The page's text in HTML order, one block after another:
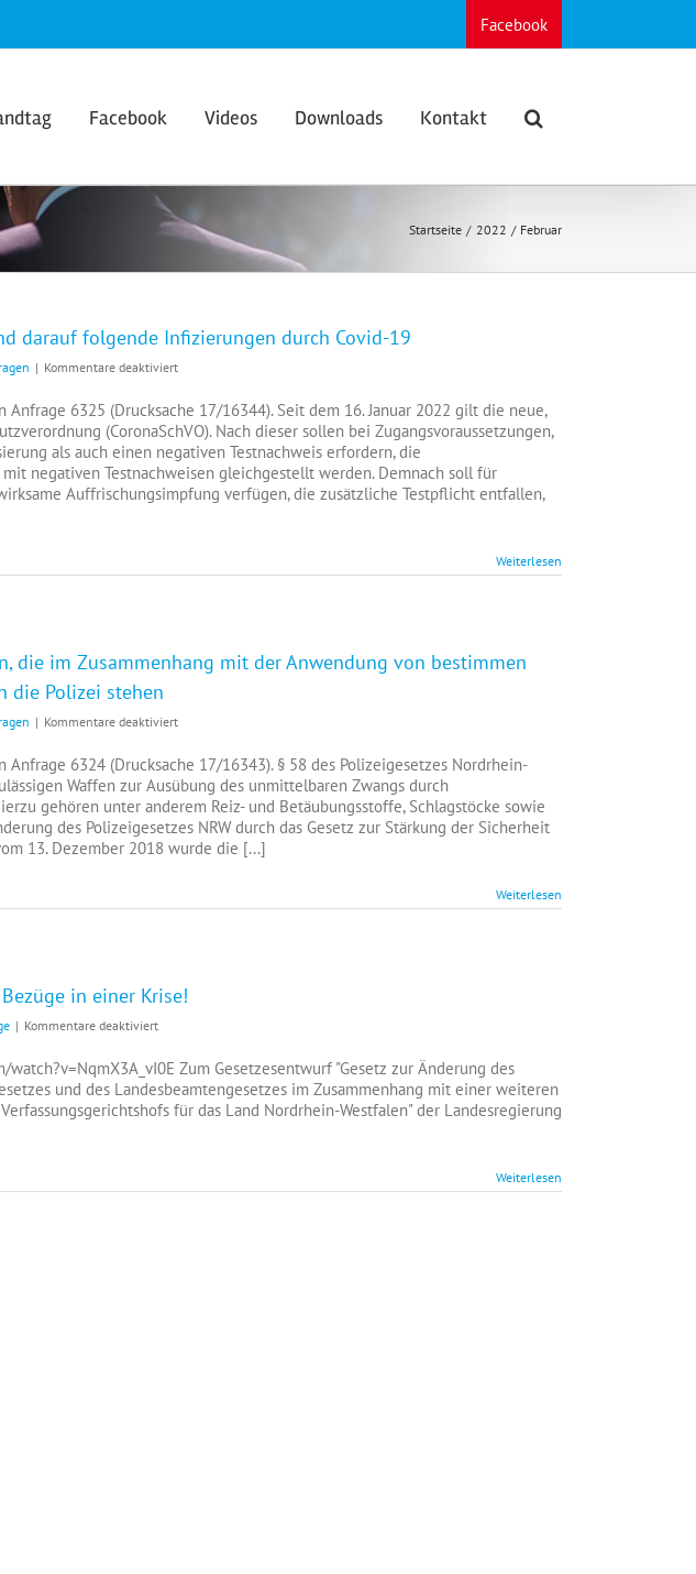
Facebook
Facebook Videos Downloads Kontakt
Startseite 2022 Februar
darauf folgende Infizierungen durch Covid-19
| Kommentare deaktiviertfür
und
darauf
folgende
Infizierungen
durch
Covid-
6325 (Drucksache 17/16344). Seit dem 16. Januar 2022 gilt die neue,
(CoronaSchVO). Nach dieser sollen bei Zugangsvoraussetzungen,
als auch einen negativen Testnachweis erfordern, die
negativen Testnachweisen gleichgestellt werden. Demnach soll für
Auffrischungsimpfung verfügen, die zusätzliche Testpflicht entfallen,
Weiterlesen
die im Zusammenhang mit der Anwendung von bestimmen
die Polizei stehen
| Kommentare deaktiviertfür
die
im
Zusammenhang
Anwendung
stehen
6324 (Drucksache 17/16343). § 58 des Polizeigesetzes Nordrhein-
Waffen zur Ausübung des unmittelbaren Zwangs durch
gehören unter anderem Reiz- und Betäubungsstoffe, Schlagstöcke sowie
des Polizeigesetzes NRW durch das Gesetz zur Stärkung der Sicherheit
13. Dezember 2018 wurde die [...]
Weiterlesen
in einer Krise!
| Kommentare deaktiviertfür
Erhöhung
der
Bezüge
Zum Gesetzesentwurf "Gesetz zur Änderung des
und des Landesbeamtengesetzes im Zusammenhang mit einer weiteren
für das Land Nordrhein-Westfalen" der Landesregierung
Weiterlesen